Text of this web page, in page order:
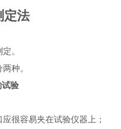
定法
。
种。
验
很容易夹在试验仪器上；